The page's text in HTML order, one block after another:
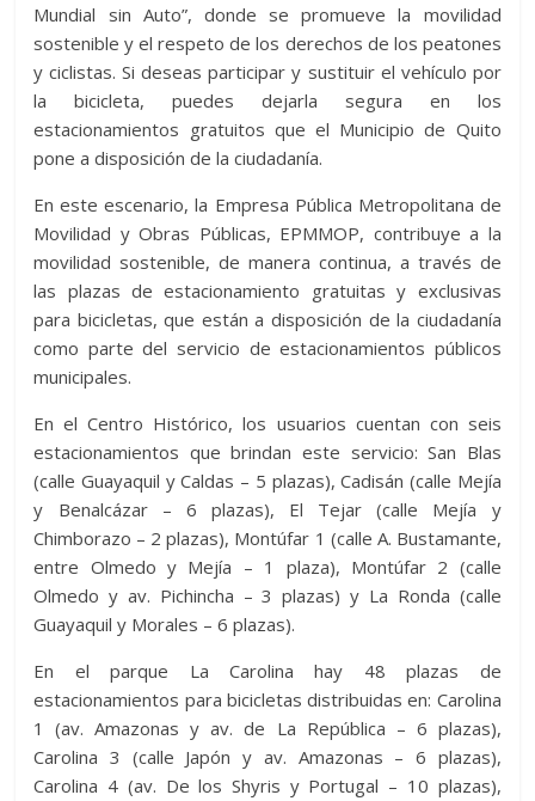
Mundial sin Auto”, donde se promueve la movilidad
sostenible y el respeto de los derechos de los peatones
y ciclistas. Si deseas participar y sustituir el vehículo por
la bicicleta, puedes dejarla segura en los
estacionamientos gratuitos que el Municipio de Quito
pone a disposición de la ciudadanía.
En este escenario, la Empresa Pública Metropolitana de
Movilidad y Obras Públicas, EPMMOP, contribuye a la
movilidad sostenible, de manera continua, a través de
las plazas de estacionamiento gratuitas y exclusivas
para bicicletas, que están a disposición de la ciudadanía
como parte del servicio de estacionamientos públicos
municipales.
En el Centro Histórico, los usuarios cuentan con seis
estacionamientos que brindan este servicio: San Blas
(calle Guayaquil y Caldas – 5 plazas), Cadisán (calle Mejía
y Benalcázar – 6 plazas), El Tejar (calle Mejía y
Chimborazo – 2 plazas), Montúfar 1 (calle A. Bustamante,
entre Olmedo y Mejía – 1 plaza), Montúfar 2 (calle
Olmedo y av. Pichincha – 3 plazas) y La Ronda (calle
Guayaquil y Morales – 6 plazas).
En el parque La Carolina hay 48 plazas de
estacionamientos para bicicletas distribuidas en: Carolina
1 (av. Amazonas y av. de La República – 6 plazas),
Carolina 3 (calle Japón y av. Amazonas – 6 plazas),
Carolina 4 (av. De los Shyris y Portugal – 10 plazas),